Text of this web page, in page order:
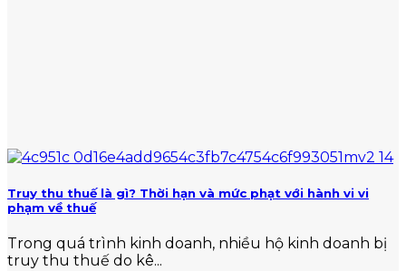
Truy thu thuế là gì? Thời hạn và mức phạt với hành vi vi
phạm về thuế
Trong quá trình kinh doanh, nhiều hộ kinh doanh bị
truy thu thuế do kê...